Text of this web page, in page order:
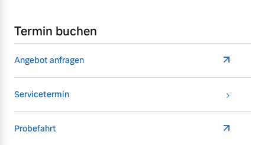
Termin buchen
Angebot anfragen
Servicetermin
Probefahrt